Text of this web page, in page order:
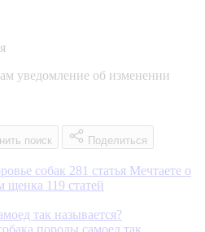
уведомление об изменении
поиск Поделиться
собак 281 статья Мечтаете о
щенка 119 статей
породы самоед так